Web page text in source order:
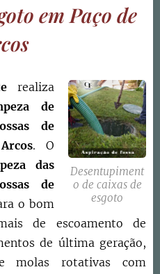
em Paço de
Desentupiment
o de caixas de
esgoto
realiza
de
de
. O
das
de
o bom
de escoamento de
de última geração,
molas rotativas com